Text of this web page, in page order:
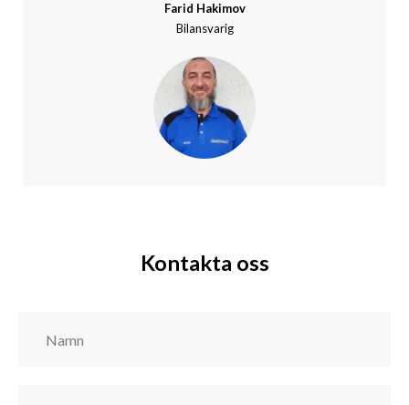
Farid Hakimov
Bilansvarig
Kontakta oss